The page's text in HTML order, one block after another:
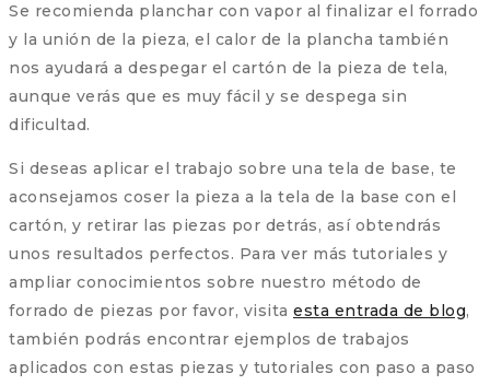
Se recomienda planchar con vapor al finalizar el forrado
y la unión de la pieza, el calor de la plancha también
nos ayudará a despegar el cartón de la pieza de tela,
aunque verás que es muy fácil y se despega sin
dificultad.
Si deseas aplicar el trabajo sobre una tela de base, te
aconsejamos coser la pieza a la tela de la base con el
cartón, y retirar las piezas por detrás, así obtendrás
unos resultados perfectos. Para ver más tutoriales y
ampliar conocimientos sobre nuestro método de
forrado de piezas por favor, visita esta entrada de blog,
también podrás encontrar ejemplos de trabajos
aplicados con estas piezas y tutoriales con paso a paso